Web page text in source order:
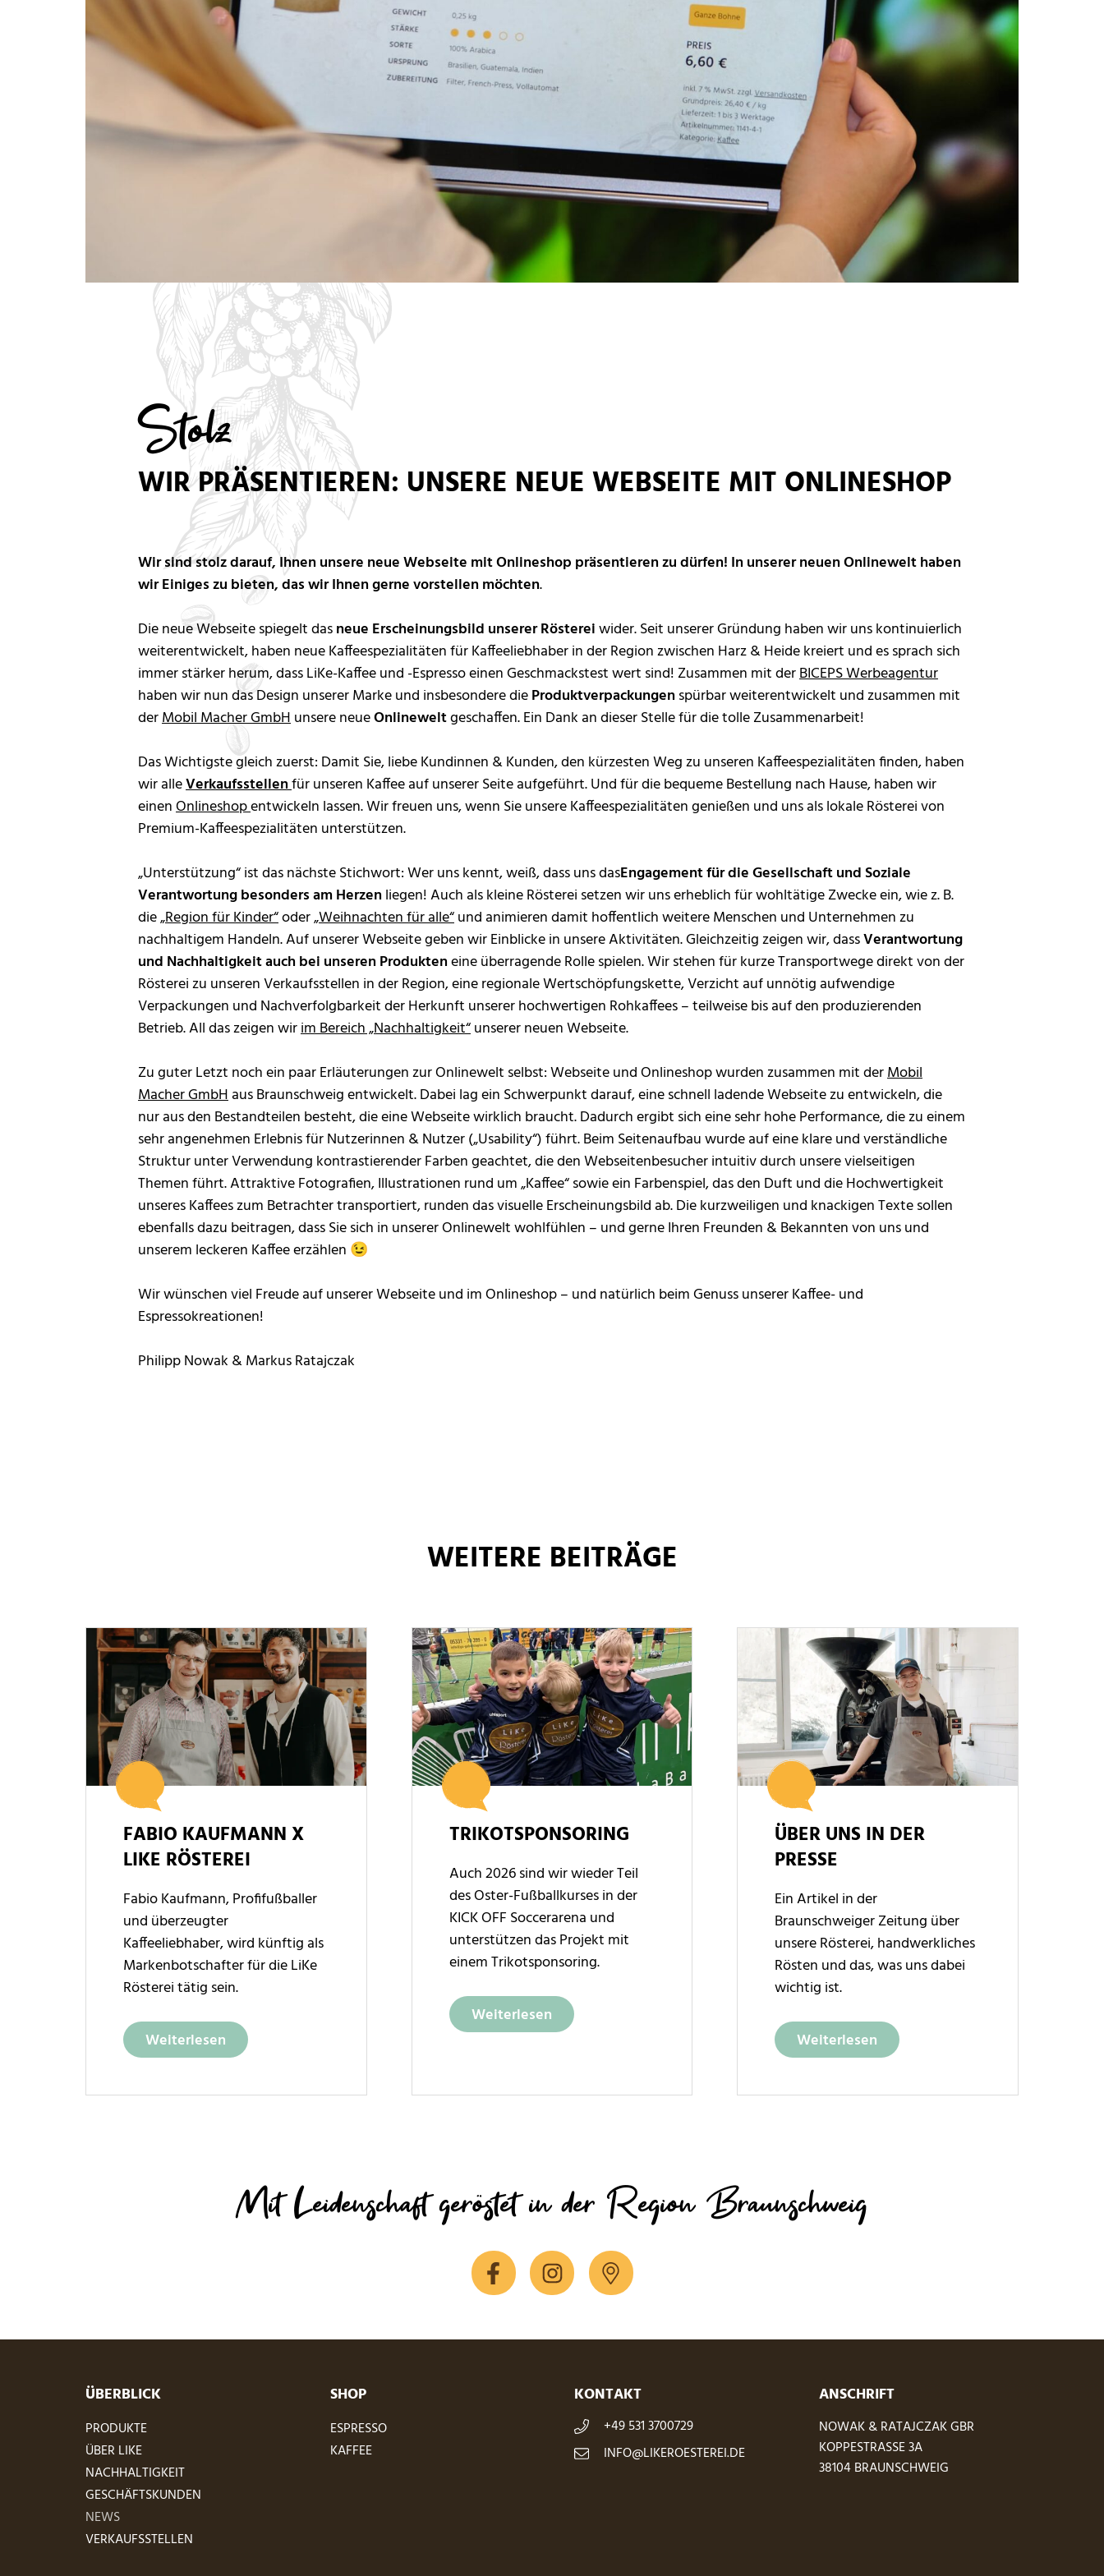
Stolz
WIR PRÄSENTIEREN: UNSERE NEUE WEBSEITE MIT ONLINESHOP
Wir sind stolz darauf, Ihnen unsere neue Webseite mit Onlineshop präsentieren zu dürfen! In unserer neuen Onlinewelt haben
wir Einiges zu bieten, das wir Ihnen gerne vorstellen möchten.
Die neue Webseite spiegelt dasneue Erscheinungsbild unserer Röstereiwider. Seit unserer Gründung haben wir uns kontinuierlich
weiterentwickelt, haben neue Kaffeespezialitäten für Kaffeeliebhaber in der Region zwischen Harz & Heide kreiert und es sprach sich
immer stärker herum, dass LiKe-Kaffee und -Espresso einen Geschmackstest wert sind! Zusammen mit derBICEPS Werbeagentur
haben wir nun das Design unserer Marke und insbesondere dieProduktverpackungenspürbar weiterentwickelt und zusammen mit
derMobil Macher GmbHunsere neueOnlineweltgeschaffen. Ein Dank an dieser Stelle für die tolle Zusammenarbeit!
Das Wichtigste gleich zuerst: Damit Sie, liebe Kundinnen & Kunden, den kürzesten Weg zu unseren Kaffeespezialitäten finden, haben
wir alleVerkaufsstellenfür unseren Kaffee auf unserer Seite aufgeführt. Und für die bequeme Bestellung nach Hause, haben wir
einenOnlineshopentwickeln lassen. Wir freuen uns, wenn Sie unsere Kaffeespezialitäten genießen und uns als lokale Rösterei von
Premium-Kaffeespezialitäten unterstützen.
„Unterstützung“ ist das nächste Stichwort: Wer uns kennt, weiß, dass uns dasEngagement für die Gesellschaft und Soziale
Verantwortung besonders am Herzenliegen! Auch als kleine Rösterei setzen wir uns erheblich für wohltätige Zwecke ein, wie z. B.
die„Region für Kinder“oder„Weihnachten für alle“und animieren damit hoffentlich weitere Menschen und Unternehmen zu
nachhaltigem Handeln. Auf unserer Webseite geben wir Einblicke in unsere Aktivitäten. Gleichzeitig zeigen wir, dassVerantwortung
und Nachhaltigkeit auch bei unseren Produkteneine überragende Rolle spielen. Wir stehen für kurze Transportwege direkt von der
Rösterei zu unseren Verkaufsstellen in der Region, eine regionale Wertschöpfungskette, Verzicht auf unnötig aufwendige
Verpackungen und Nachverfolgbarkeit der Herkunft unserer hochwertigen Rohkaffees – teilweise bis auf den produzierenden
Betrieb. All das zeigen wirim Bereich „Nachhaltigkeit“unserer neuen Webseite.
Zu guter Letzt noch ein paar Erläuterungen zur Onlinewelt selbst: Webseite und Onlineshop wurden zusammen mit derMobil
Macher GmbHaus Braunschweig entwickelt. Dabei lag ein Schwerpunkt darauf, eine schnell ladende Webseite zu entwickeln, die
nur aus den Bestandteilen besteht, die eine Webseite wirklich braucht. Dadurch ergibt sich eine sehr hohe Performance, die zu einem
sehr angenehmen Erlebnis für Nutzerinnen & Nutzer („Usability“) führt. Beim Seitenaufbau wurde auf eine klare und verständliche
Struktur unter Verwendung kontrastierender Farben geachtet, die den Webseitenbesucher intuitiv durch unsere vielseitigen
Themen führt. Attraktive Fotografien, Illustrationen rund um „Kaffee“ sowie ein Farbenspiel, das den Duft und die Hochwertigkeit
unseres Kaffees zum Betrachter transportiert, runden das visuelle Erscheinungsbild ab. Die kurzweiligen und knackigen Texte sollen
ebenfalls dazu beitragen, dass Sie sich in unserer Onlinewelt wohlfühlen – und gerne Ihren Freunden & Bekannten von uns und
unserem leckeren Kaffee erzählen 😉
Wir wünschen viel Freude auf unserer Webseite und im Onlineshop – und natürlich beim Genuss unserer Kaffee- und
Espressokreationen!
Philipp Nowak & Markus Ratajczak
WEITERE BEITRÄGE
FABIO KAUFMANN X
LIKE RÖSTEREI
Fabio Kaufmann, Profifußballer
und überzeugter
Kaffeeliebhaber, wird künftig als
Markenbotschafter für die LiKe
Rösterei tätig sein.
Weiterlesen
TRIKOTSPONSORING
Auch 2026 sind wir wieder Teil
des Oster-Fußballkurses in der
KICK OFF Soccerarena und
unterstützen das Projekt mit
einem Trikotsponsoring.
Weiterlesen
ÜBER UNS IN DER
PRESSE
Ein Artikel in der
Braunschweiger Zeitung über
unsere Rösterei, handwerkliches
Rösten und das, was uns dabei
wichtig ist.
Weiterlesen
Mit Leidenschaft geröstet in der Region Braunschweig
ÜBERBLICK
PRODUKTE
ÜBER LIKE
NACHHALTIGKEIT
GESCHÄFTSKUNDEN
NEWS
VERKAUFSSTELLEN
SHOP
ESPRESSO
KAFFEE
KONTAKT
+49 531 3700729
INFO@LIKEROESTEREI.DE
ANSCHRIFT
NOWAK & RATAJCZAK GBR
KOPPESTRASSE 3A
38104 BRAUNSCHWEIG